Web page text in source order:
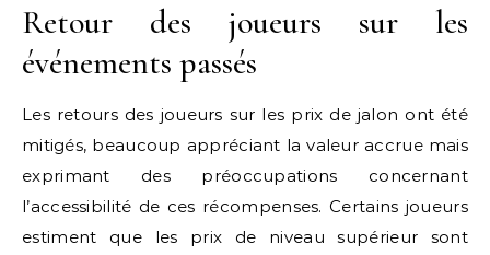
Retour des joueurs sur les
événements passés
Les retours des joueurs sur les prix de jalon ont été
mitigés, beaucoup appréciant la valeur accrue mais
exprimant des préoccupations concernant
l’accessibilité de ces récompenses. Certains joueurs
estiment que les prix de niveau supérieur sont